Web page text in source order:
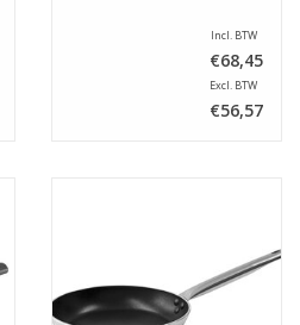
Incl. BTW
€68,45
Excl. BTW
€56,57